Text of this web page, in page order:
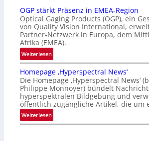
t
i
o
n
l
V
i
s
i
o
n
l
a
n
d
o
b
e
t
e
i
i
g
OGP stärkt Präsenz in EMEA-Region
Optical Gaging Products (OGP), ein
von Quality Vision International,
Partner-Netzwerk in Europa, dem
Afrika (EMEA).
Weiterlesen:
O
G
P
s
t
ä
r
Homepage ‚Hyperspectral News‘
Die Homepage ‚Hyperspectral News‘
Philippe Monnoyer) bündelt
hyperspektralen Bildgebung und
öffentlich zugängliche Artikel, die um
Weiterlesen:
H